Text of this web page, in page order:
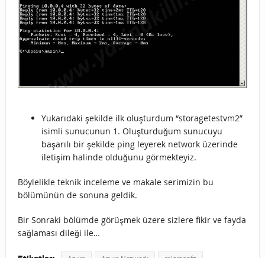
Yukarıdaki şekilde ilk oluşturdum “storagetestvm2”
isimli sunucunun 1. Oluşturduğum sunucuyu
başarılı bir şekilde ping leyerek network üzerinde
iletişim halinde olduğunu görmekteyiz.
Böylelikle teknik inceleme ve makale serimizin bu
bölümünün de sonuna geldik.
Bir Sonraki bölümde görüşmek üzere sizlere fikir ve fayda
sağlaması dileği ile…